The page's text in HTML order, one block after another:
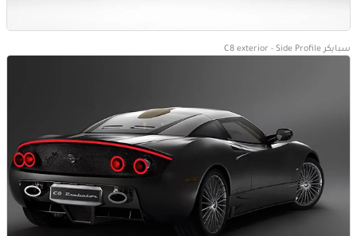
سبايكر C8 exterior - Side Profile